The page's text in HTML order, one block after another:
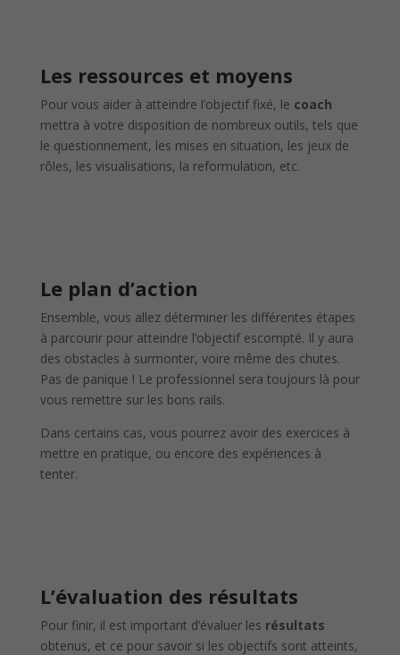
Les ressources et moyens
Pour vous aider à atteindre l’objectif fixé, le coach
mettra à votre disposition de nombreux outils, tels que
le questionnement, les mises en situation, les jeux de
rôles, les visualisations, la reformulation, etc.
Le plan d’action
Ensemble, vous allez déterminer les différentes étapes
à parcourir pour atteindre l’objectif escompté. Il y aura
des obstacles à surmonter, voire même des chutes.
Pas de panique ! Le professionnel sera toujours là pour
vous remettre sur les bons rails.
Dans certains cas, vous pourrez avoir des exercices à
mettre en pratique, ou encore des expériences à
tenter.
L’évaluation des résultats
Pour finir, il est important d’évaluer les résultats
obtenus, et ce pour savoir si les objectifs sont atteints,